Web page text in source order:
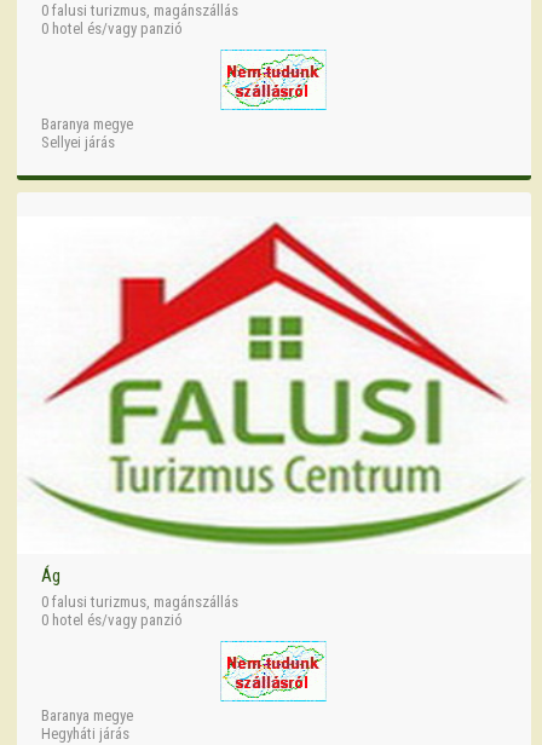
0 falusi turizmus, magánszállás
0 hotel és/vagy panzió
Baranya megye
Sellyei járás
Ág
0 falusi turizmus, magánszállás
0 hotel és/vagy panzió
Baranya megye
Hegyháti járás